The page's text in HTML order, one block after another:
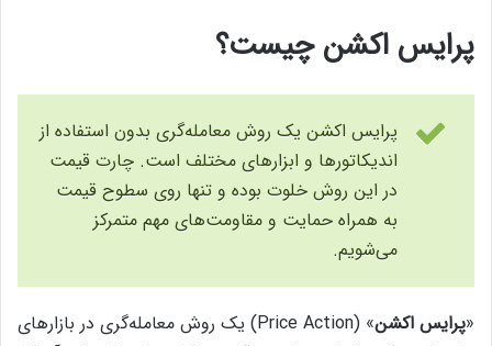
پرایس اکشن چیست؟
پرایس اکشن یک روش معامله‌گری بدون استفاده از
اندیکاتورها و ابزارهای مختلف است. چارت قیمت
در این روش خلوت بوده و تنها روی سطوح قیمت
به همراه حمایت و مقاومت‌های مهم متمرکز
می‌شویم.
«پرایس اکشن
» (Price Action) یک روش معامله‌گری در بازارهای